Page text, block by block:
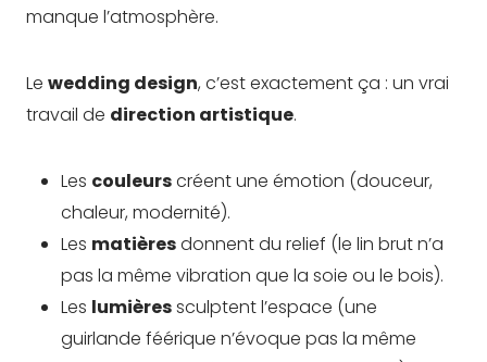
manque l’atmosphère.
Le wedding design, c’est exactement ça : un vrai
travail de direction artistique.
Les couleurscréent une émotion (douceur,
chaleur, modernité).
Les matièresdonnent du relief (le lin brut n’a
pas la même vibration que la soie ou le bois).
Les lumièressculptent l’espace (une
guirlande féérique n’évoque pas la même